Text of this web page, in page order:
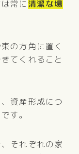
常に 清潔な場
の方角に置く
てくれること
資産形成につ
す。
それぞれの家